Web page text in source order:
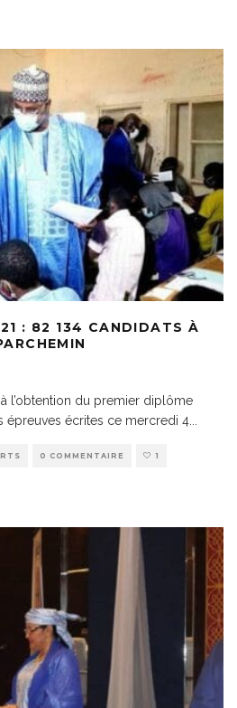
: 82 134 CANDIDATS À
l’obtention du premier diplôme
épreuves écrites ce mercredi 4
0 COMMENTAIRE 1